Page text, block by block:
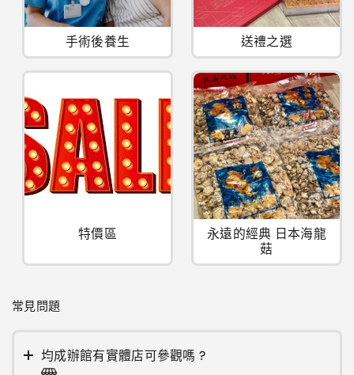
手術後養生 送禮之選
特價區
永遠的經典 日本海龍
菇
常見問題
均成辦館有實體店可參觀嗎 ?